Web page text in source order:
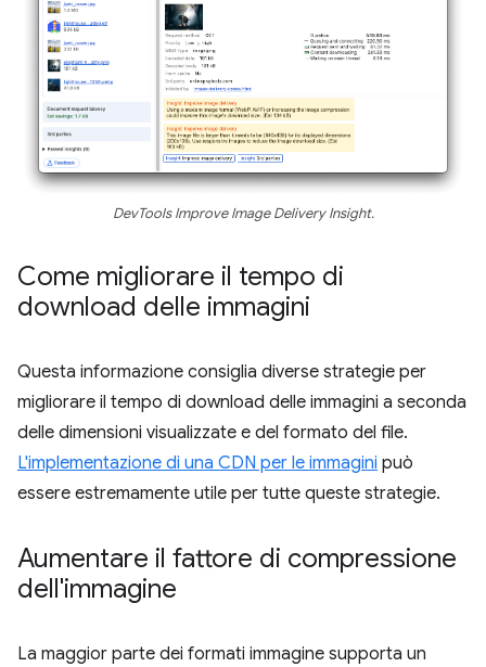
DevTools Improve Image Delivery Insight.
Come migliorare il tempo di
download delle immagini
Questa informazione consiglia diverse strategie per
migliorare il tempo di download delle immagini a seconda
delle dimensioni visualizzate e del formato del file.
L'implementazione di una CDN per le immagini può
essere estremamente utile per tutte queste strategie.
Aumentare il fattore di compressione
dell'immagine
La maggior parte dei formati immagine supporta un